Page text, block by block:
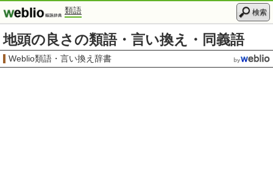
類語 検索
地頭の良さの類語・言い換え・同義語
Weblio類語・言い換え辞書